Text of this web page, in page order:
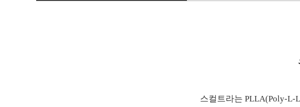
스컬트라는 PLLA(Poly-L-